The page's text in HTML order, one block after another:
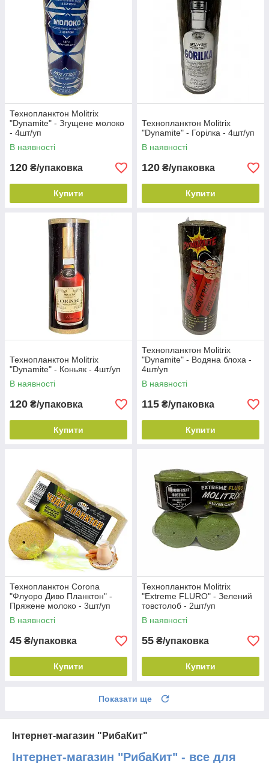
Технопланктон Molitrix
"Dynamite" - Згущене молоко
- 4шт/уп
В наявності
120 ₴/упаковка
Купити
Технопланктон Molitrix
"Dynamite" - Горілка - 4шт/уп
В наявності
120 ₴/упаковка
Купити
Технопланктон Molitrix
"Dynamite" - Коньяк - 4шт/уп
В наявності
120 ₴/упаковка
Купити
Технопланктон Molitrix
"Dynamite" - Водяна блоха -
4шт/уп
В наявності
115 ₴/упаковка
Купити
Технопланктон Corona
"Флуоро Диво Планктон" -
Пряжене молоко - 3шт/уп
В наявності
45 ₴/упаковка
Купити
Технопланктон Molitrix
"Extreme FLURO" - Зелений
товстолоб - 2шт/уп
В наявності
55 ₴/упаковка
Купити
Показати ще
Інтернет-магазин "РибаКит"
Інтернет-магазин "РибаКит" - все для